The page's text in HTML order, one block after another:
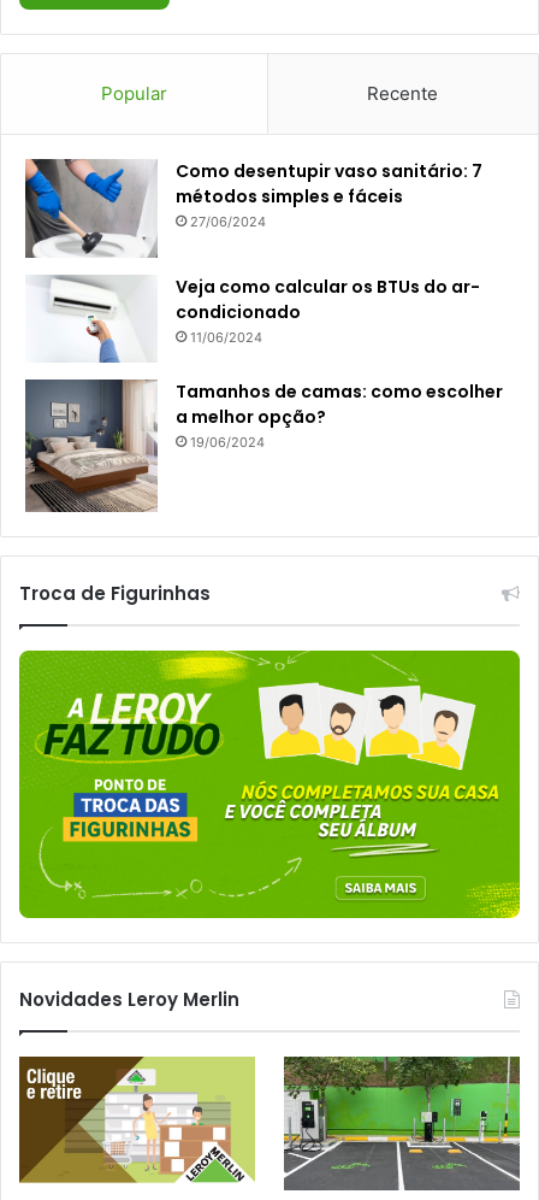
Popular Recente
Como desentupir vaso sanitário: 7
métodos simples e fáceis
27/06/2024
Veja como calcular os BTUs do ar-
condicionado
11/06/2024
Tamanhos de camas: como escolher
a melhor opção?
19/06/2024
Troca de Figurinhas
Novidades Leroy Merlin